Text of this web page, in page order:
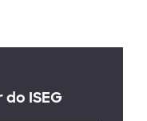
ISEG